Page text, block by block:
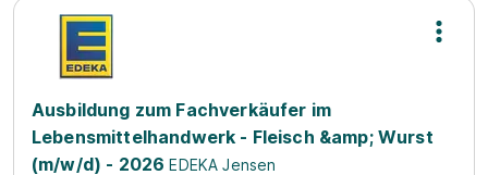
Ausbildung zum Fachverkäufer im
Lebensmittelhandwerk - Fleisch &amp; Wurst
(m/w/d) - 2026 EDEKA Jensen